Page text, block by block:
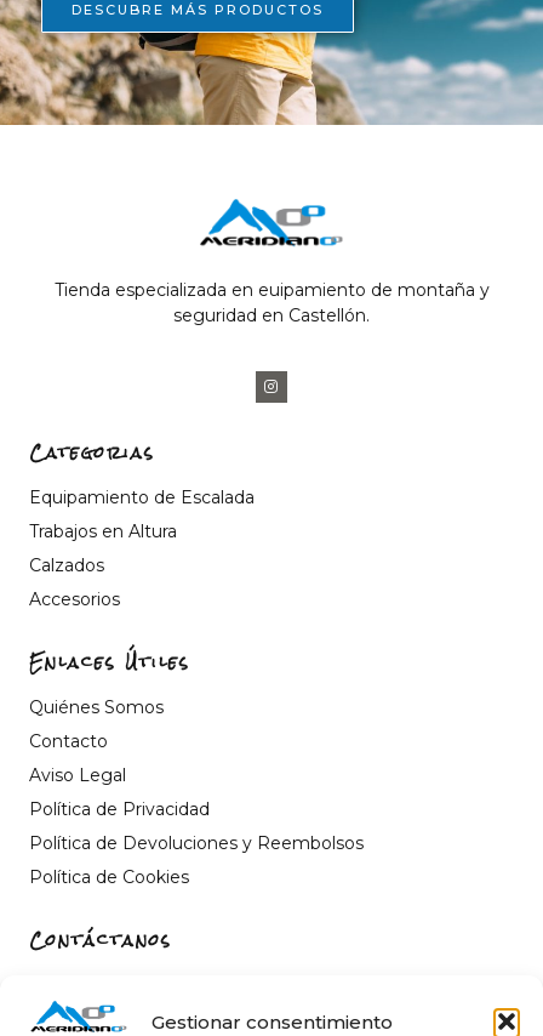
Gestionar consentimiento
DESCUBRE MÁS PRODUCTOS
Tienda especializada en euipamiento de montaña y
seguridad en Castellón.
Categorias
Equipamiento de Escalada
Trabajos en Altura
Calzados
Accesorios
Enlaces Útiles
Quiénes Somos
Contacto
Aviso Legal
Política de Privacidad
Política de Devoluciones y Reembolsos
Política de Cookies
Contáctanos
Castelló